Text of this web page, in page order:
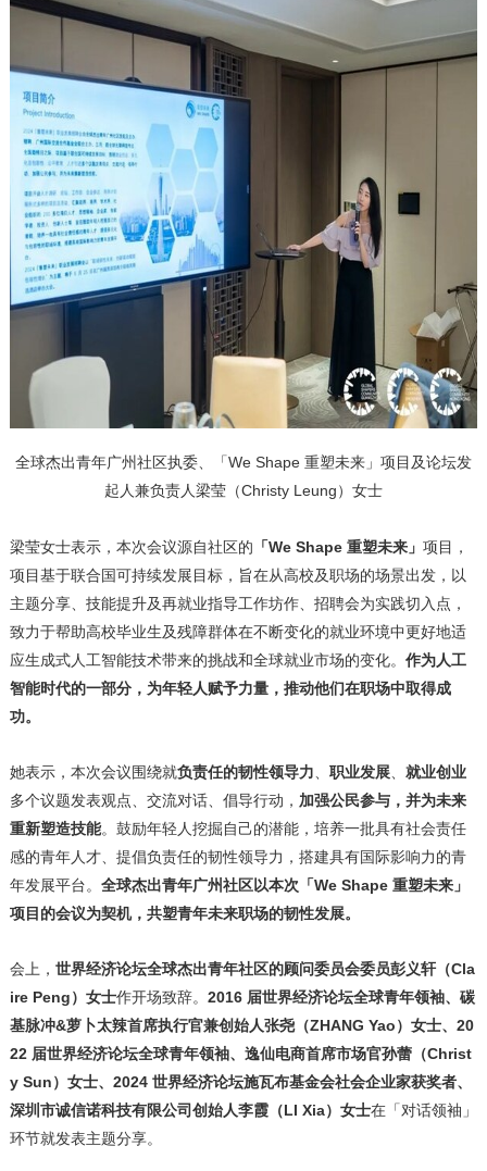
全球杰出青年广州社区执委、「We Shape 重塑未来」项目及论坛发
起人兼负责人梁莹（Christy Leung）女士
梁莹女士表示，本次会议源自社区的 「We Shape 重塑未来」 项目，
项目基于联合国可持续发展目标，旨在从高校及职场的场景出发，以
主题分享、技能提升及再就业指导工作坊作、招聘会为实践切入点，
致力于帮助高校毕业生及残障群体在不断变化的就业环境中更好地适
应生成式人工智能技术带来的挑战和全球就业市场的变化。 作为人工
智能时代的一部分，为年轻人赋予力量，推动他们在职场中取得成
功。
她表示，本次会议围绕就负责任的韧性领导力 职业发展、 就业创业
多个议题发表观点、交流对话、倡导行动， 加强公民参与，并为未来
重新塑造技能。鼓励年轻人挖掘自己的潜能，培养一批具有社会责任
感的青年人才、提倡负责任的韧性领导力，搭建具有国际影响力的青
年发展平台。 全球杰出青年广州社区以本次「We Shape 重塑未来」
项目的会议为契机，共塑青年未来职场的韧性发展。
会上， 世界经济论坛全球杰出青年社区的顾问委员会委员彭义轩（Cla
ire Peng）女士作开场致辞。 2016 届世界经济论坛全球青年领袖、碳
基脉冲&萝卜太辣首席执行官兼创始人张尧（ZHANG Yao）女士、20
22 届世界经济论坛全球青年领袖、逸仙电商首席市场官孙蕾（Christ
y Sun）女士、2024 世界经济论坛施瓦布基金会社会企业家获奖者、
深圳市诚信诺科技有限公司创始人李霞（LI Xia）女士在「对话领袖」
环节就发表主题分享。